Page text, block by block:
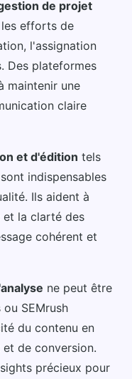
de projet
efforts de
l'assignation
Des plateformes
maintenir une
claire
et d'édition tels
indispensables
Ils aident à
et la clarté des
cohérent et
ne peut être
SEMrush
du contenu en
de conversion.
précieux pour